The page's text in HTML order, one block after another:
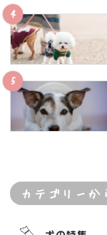
カテゴリーか